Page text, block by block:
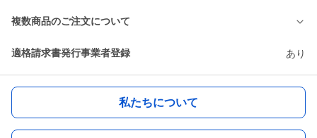
複数商品のご注文について
適格請求書発行事業者登録 あり
私たちについて